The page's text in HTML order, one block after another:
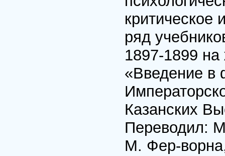
критическое
ряд
1897-1899 на
«Введение в
Казанских
Переводил:
М. Фер-